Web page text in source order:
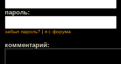
пароль:
забыл пароль? | я с форума
комментарий: